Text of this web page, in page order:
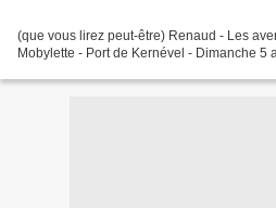
(que vous lirez peut-être) Renaud - Les
Mobylette - Port de Kernével - Dimanche 5